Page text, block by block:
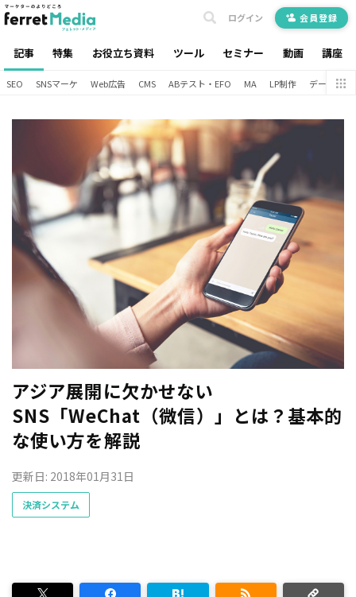
記事 特集 お役立ち資料 ツール セミナー 動画 講座
ログイン 会員登録
SEO SNSマーケ Web広告 CMS ABテスト・EFO MA LP制作 データ分析
アジア展開に欠かせない
SNS「WeChat（微信）」とは？基本的
な使い方を解説
更新日: 2018年01月31日
決済システム